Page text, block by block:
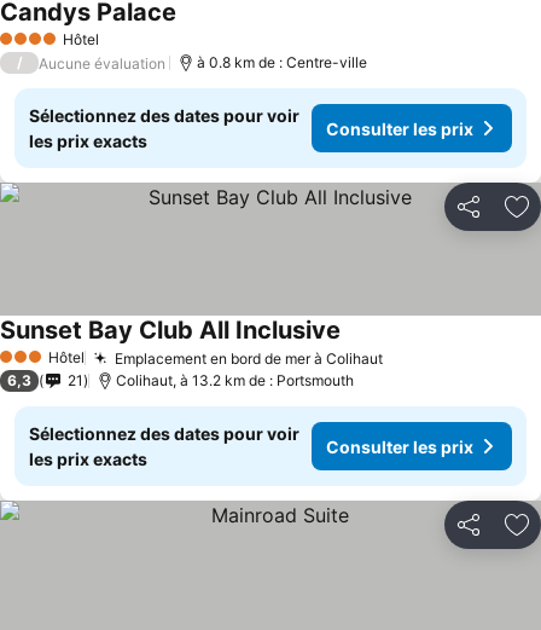
4 Étoiles Hôtel
Candys Palace
/ Aucune évaluation à 0.8 km de : Centre-ville
Sélectionnez des dates pour voir
les prix exacts
Consulter les prix
Partager
3 ÉtoilesHôtel Emplacement en bord de mer à ColihautConsulter les prix
Sunset Bay Club All Inclusive
6,3 21 Colihaut, à 13.2 km de : Portsmouth
Sélectionnez des dates pour voir
les prix exacts
Consulter les prix
Partager